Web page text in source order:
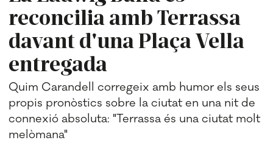
reconcilia amb Terrassa
davant d'una Plaça Vella
entregada
Quim Carandell corregeix amb humor els seus
propis pronòstics sobre la ciutat en una nit de
connexió absoluta: "Terrassa és una ciutat molt
melòmana"